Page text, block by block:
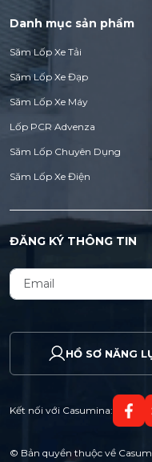
Danh mục sản phẩm
Săm Lốp Xe Tải
Săm Lốp Xe Đạp
Săm Lốp Xe Máy
Lốp PCR Advenza
Săm Lốp Chuyên Dụng
Săm Lốp Xe Điện
ĐĂNG KÝ THÔNG TIN
HỒ SƠ NĂNG
Kết nối với Casumina:
© Bản quyền thuộc về